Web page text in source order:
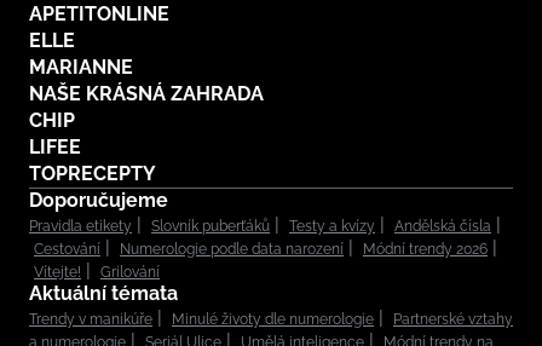
APETITONLINE
ELLE
MARIANNE
NAŠE KRÁSNÁ ZAHRADA
CHIP
LIFEE
TOPRECEPTY
Doporučujeme
Pravidla etikety Slovník puberťáků Testy a kvízy
Andělská čísla
Cestování
Numerologie podle data narození
Módní trendy 2026
Vítejte!
Grilování
Aktuální témata
Trendy v manikúře Minulé životy dle numerologie
Partnerské vztahy
a numerologie
Seriál Ulice Umělá inteligence
Módní trendy na